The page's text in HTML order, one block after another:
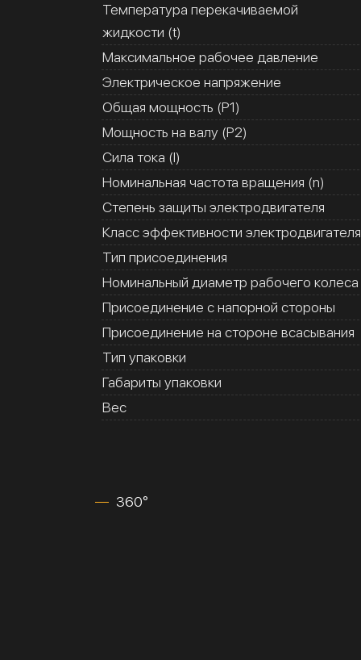
Температура перекачиваемой
жидкости (t)
Максимальное рабочее давление
Электрическое напряжение
Общая мощность (Р1)
Мощность на валу (Р2)
Сила тока (I)
Номинальная частота вращения (n)
Степень защиты электродвигателя
Класс эффективности электродвигателя
Тип присоединения
Номинальный диаметр рабочего колеса
Присоединение с напорной стороны
Присоединение на стороне всасывания
Тип упаковки
Габариты упаковки
Вес
360°